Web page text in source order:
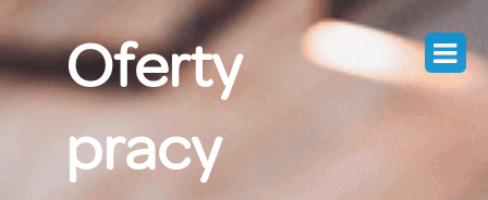
to
contentOferty
pracy